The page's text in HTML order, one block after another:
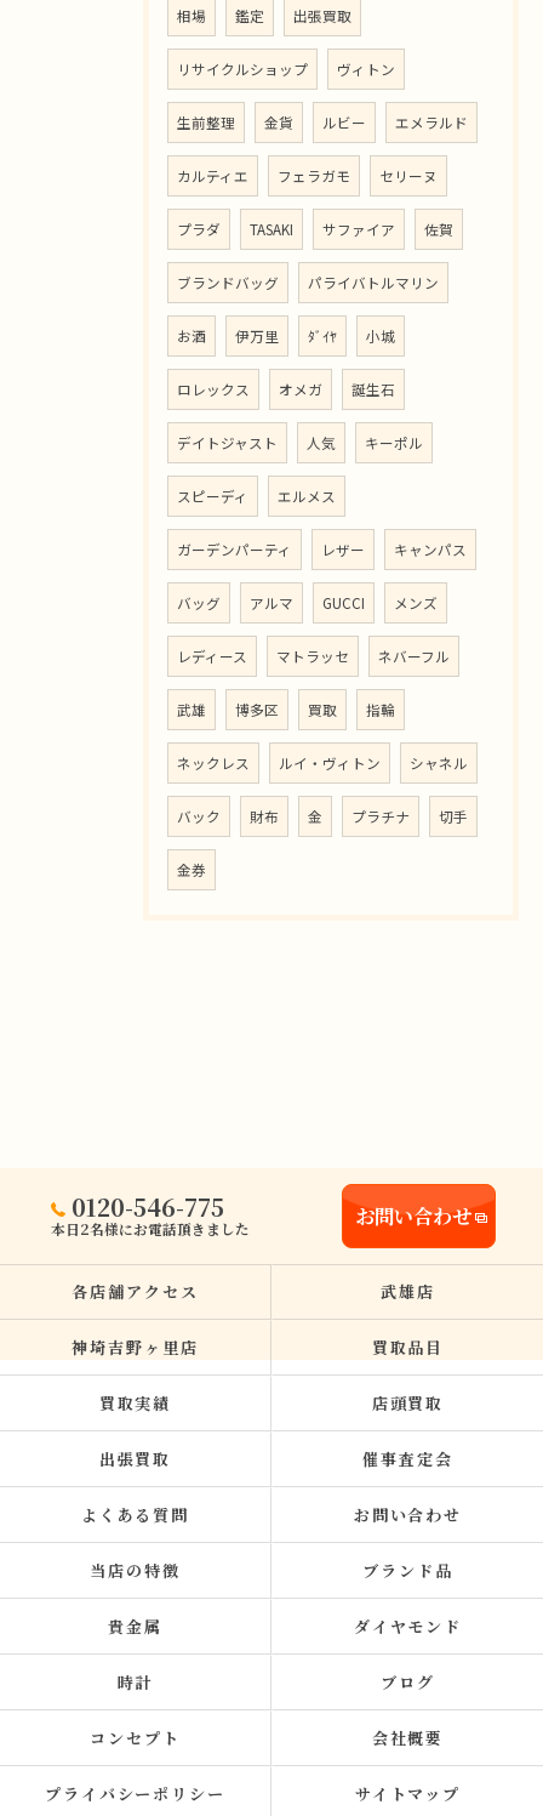
相場 鑑定 出張買取
リサイクルショップ ヴィトン
生前整理 金貨 ルビー エメラルド
カルティエ フェラガモ セリーヌ
プラダ TASAKI サファイア 佐賀
ブランドバッグ パライバトルマリン
お酒 伊万里 ﾀﾞｲﾔ 小城
ロレックス オメガ 誕生石
デイトジャスト 人気 キーポル
スピーディ エルメス
ガーデンパーティ レザー キャンパス
バッグ アルマ GUCCI メンズ
レディース マトラッセ ネバーフル
武雄 博多区 買取 指輪
ネックレス ルイ・ヴィトン シャネル
バック 財布 金 プラチナ 切手
金券
0120-546-775
本日2名様にお電話頂きました お問い合わせ
各店舗アクセス 武雄店
神埼吉野ヶ里店 買取品目
買取実績 店頭買取
出張買取 催事査定会
よくある質問 お問い合わせ
当店の特徴 ブランド品
貴金属 ダイヤモンド
時計 ブログ
コンセプト 会社概要
プライバシーポリシー サイトマップ